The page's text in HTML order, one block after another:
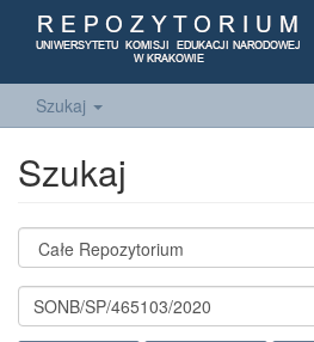
Szukaj
Szukaj